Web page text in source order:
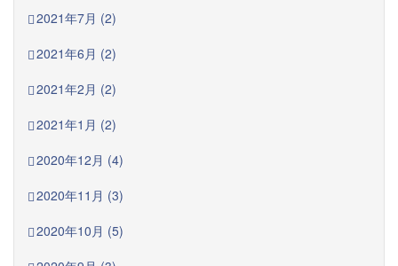
2021年7月 (2)
2021年6月 (2)
2021年2月 (2)
2021年1月 (2)
2020年12月 (4)
2020年11月 (3)
2020年10月 (5)